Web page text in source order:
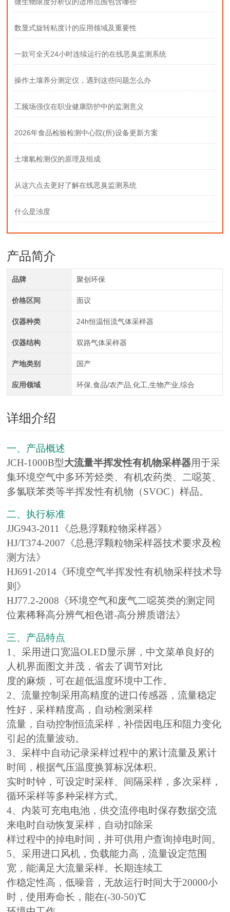
微生物限度分析仪的适用范围包含哪些
数显式旋转粘度计的应用领域及重要性
一款可全天24小时连续运行的在线恶臭监测系统
操作土壤养分测定仪，遇到这些问题怎么办
工频场强仪在职业健康防护中的监测意义
2026年食品检验检测中心院(所)设备更新方案
土壤氡检测仪的原理及组成
从这六点去更好了解在线恶臭监测系统
什么是浊度
产品简介
品牌 聚创环保
价格区间 面议
仪器种类 24h恒温恒流气体采样器
仪器结构 双路气体采样器
产地类别 国产
应用领域 环保,食品/农产品,化工,生物产业,综合
详细介绍
一、产品概述
JCH-1000B型大流量半挥发性有机物采样器用于采
集环境空气中多环芳烃类、有机农药类、二噁英、
多氯联苯类等半挥发性有机物（SVOC）样品。
二、执行标准
JJG943-2011《总悬浮颗粒物采样器》
HJ/T374-2007《总悬浮颗粒物采样器技术要求及检
测方法》
HJ691-2014《环境空气半挥发性有机物采样技术导
则》
HJ77.2-2008《环境空气和废气二噁英类的测定同
位素稀释高分辨气相色谱-高分辨质谱法》
三、产品特点
1、采用进口宽温OLED显示屏，中文菜单良好的
人机界面图文并茂，省去了调节对比
度的麻烦，可在超低温度环境中工作。
2、流量控制采用高精度的进口传感器，流量稳定
性好，采样精度高，自动检测采样
流量，自动控制恒流采样，补偿因电压和阻力变化
引起的流量波动。
3、采样中自动记录采样过程中的累计流量及累计
时间，根据气压温度换算标况体积。
实时时钟，可设定时采样、间隔采样，多次采样，
循环采样等多种采样方式。
4、内装可充电电池，供交流停电时保存数据交流
来电时自动恢复采样，自动扣除采
样过程中的掉电时间，并可供用户查询掉电时间。
5、采用进口风机，负载能力高，流量设定范围
宽，能满足大流量采样。长期连续工
作稳定性高，低噪音， 无故运行时间大于20000小
时，使用寿命长，能在(-30-50)℃